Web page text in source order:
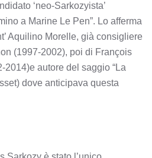
‘neo-Sarkozyista’
a Marine Le Pen”. Lo afferma
Aquilino Morelle, già consigliere
(1997-2002), poi di François
2014)e autore del saggio “La
dove anticipava questa